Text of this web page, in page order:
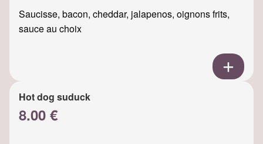
Saucisse, bacon, cheddar, jalapenos, oignons frits,
sauce au choix
Hot dog suduck
8.00 €